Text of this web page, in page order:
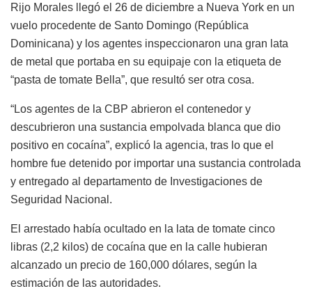
Rijo Morales llegó el 26 de diciembre a Nueva York en un
vuelo procedente de Santo Domingo (República
Dominicana) y los agentes inspeccionaron una gran lata
de metal que portaba en su equipaje con la etiqueta de
“pasta de tomate Bella”, que resultó ser otra cosa.
“Los agentes de la CBP abrieron el contenedor y
descubrieron una sustancia empolvada blanca que dio
positivo en cocaína”, explicó la agencia, tras lo que el
hombre fue detenido por importar una sustancia controlada
y entregado al departamento de Investigaciones de
Seguridad Nacional.
El arrestado había ocultado en la lata de tomate cinco
libras (2,2 kilos) de cocaína que en la calle hubieran
alcanzado un precio de 160,000 dólares, según la
estimación de las autoridades.